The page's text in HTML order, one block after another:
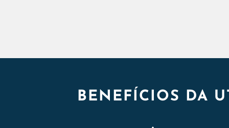
BENEFÍCIOS DA